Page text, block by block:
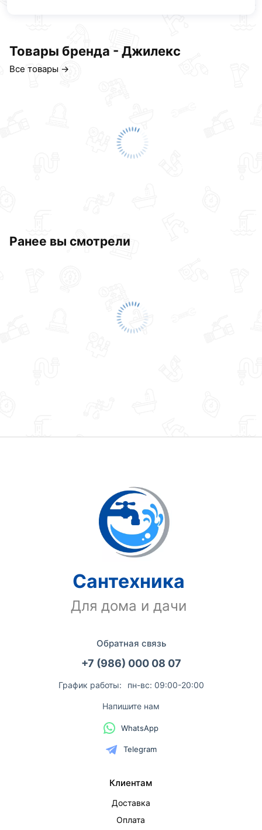
Товары бренда - Джилекс
Все товары →
Ранее вы смотрели
Сантехника
Для дома и дачи
Обратная связь
+7 (986) 000 08 07
График работы: пн-вс: 09:00-20:00
Напишите нам
WhatsApp
Telegram
Клиентам
Доставка
Оплата